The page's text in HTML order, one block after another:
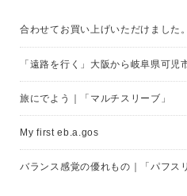
合わせてお買い上げいただけました
「遠路を行く」大阪から岐阜県可児
旅にでよう｜「マルチスリーブ」
My first eb.a.gos
バランス感覚の優れもの｜「パフス